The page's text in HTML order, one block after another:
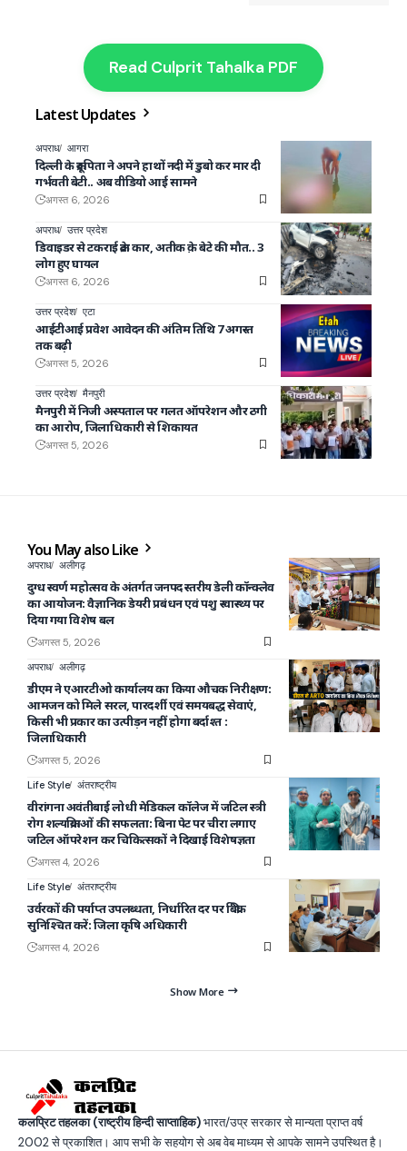
Read Culprit Tahalka PDF
Latest Updates
अपराध आगरा
दिल्ली के क्रूर पिता ने अपने हाथों नदी में डुबो कर मार दी
गर्भवती बेटी.. अब वीडियो आई सामने
अगस्त 6, 2026
अपराध उत्तर प्रदेश
डिवाइडर से टकराई क्रेटा कार, अतीक क़े बेटे की मौत.. 3
लोग हुए घायल
अगस्त 6, 2026
उत्तर प्रदेश एटा
आईटीआई प्रवेश आवेदन की अंतिम तिथि 7 अगस्त
तक बढ़ी
अगस्त 5, 2026
उत्तर प्रदेश मैनपुरी
मैनपुरी में निजी अस्पताल पर गलत ऑपरेशन और ठगी
का आरोप, जिलाधिकारी से शिकायत
अगस्त 5, 2026
You May also Like
अपराध अलीगढ़
दुग्ध स्वर्ण महोत्सव के अंतर्गत जनपद स्तरीय डेली कॉन्क्लेव
का आयोजन: वैज्ञानिक डेयरी प्रबंधन एवं पशु स्वास्थ्य पर
दिया गया विशेष बल
अगस्त 5, 2026
अपराध अलीगढ़
डीएम ने एआरटीओ कार्यालय का किया औचक निरीक्षण:
आमजन को मिले सरल, पारदर्शी एवं समयबद्ध सेवाएं,
किसी भी प्रकार का उत्पीड़न नहीं होगा बर्दाश्त :
जिलाधिकारी
अगस्त 5, 2026
Life Style अंतराष्ट्रीय
वीरांगना अवंतीबाई लोधी मेडिकल कॉलेज में जटिल स्त्री
रोग शल्यक्रियाओं की सफलता: बिना पेट पर चीरा लगाए
जटिल ऑपरेशन कर चिकित्सकों ने दिखाई विशेषज्ञता
अगस्त 4, 2026
Life Style अंतराष्ट्रीय
उर्वरकों की पर्याप्त उपलब्धता, निर्धारित दर पर बिक्री
सुनिश्चित करें: जिला कृषि अधिकारी
अगस्त 4, 2026
Show More
कलप्रिट तहलका (राष्ट्रीय हिन्दी साप्ताहिक)भारत/उप्र सरकार से मान्यता प्राप्त वर्ष
2002 से प्रकाशित। आप सभी के सहयोग से अब वेब माध्यम से आपके सामने उपस्थित है।